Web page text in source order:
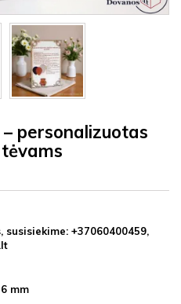
personalizuotas
+37060400459,
mm